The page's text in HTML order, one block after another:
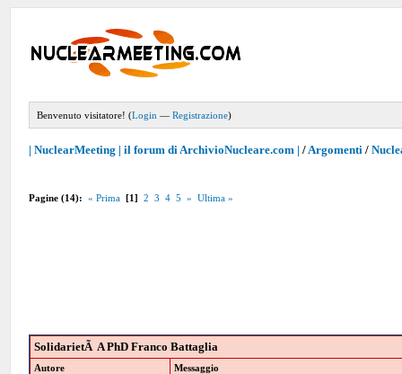
Benvenuto visitatore! (Login —Registrazione)
| NuclearMeeting | il forum di ArchivioNucleare.com | /Argomenti /
Pagine (14): « Prima [1] 2 3 4 5 » Ultima »
SolidarietÃ A PhD Franco Battaglia
Autore Messaggio